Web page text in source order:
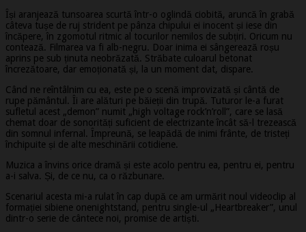
Își aranjează tunsoarea scurtă într-o oglindă ciobită, aruncă în grabă
câteva tușe de ruj strident pe pânza chipului ei inocent și iese din
încăpere, în zgomotul ritmic al tocurilor nemilos de subțiri. Oricum nu
contează. Filmarea va fi alb-negru. Doar inima ei sângerează roșu
aprins pe sub ținuta neobrăzată. Străbate culoarul betonat
încrezătoare, dar emoționată și, la un moment dat, dispare.
Când ne reîntâlnim cu ea, este pe o scenă improvizată și cântă de
rupe pământul. Îi are alături pe băieții din trupă. Tuturor le-a furat
sufletul acest „demon” numit „high voltage rock’n’roll”, care se lasă
chemat doar de sonorități suficient de electrizante încât să-l trezească
din somnul infernal. Împreună, se leapădă de inimi frânte, de tristeți
închipuite și de alte meschinării cotidiene.
Muzica a învins orice dramă și este acolo pentru ea, pentru ei, pentru
a-i salva. Și, de ce nu, ca o răzbunare.
Scenariul acesta mi-a rulat în cap după ce am urmărit noul videoclip al
formației sibiene onenightstand, pentru single-ul „Heartbreaker”, unul
dintr-o serie de cântece noi, promise de artiști.